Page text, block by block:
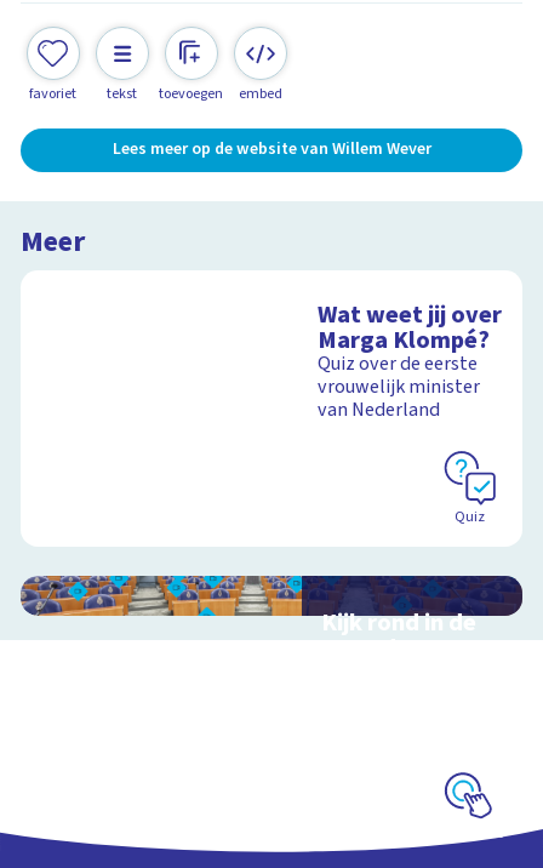
favoriet tekst toevoegen embed
Lees meer op de website van Willem Wever
Meer
Wat weet jij over
Marga Klompé?
Quiz over de eerste
vrouwelijk minister
van Nederland
Quiz
Kijk rond in de
Tweede Kamer
Schoolplaat